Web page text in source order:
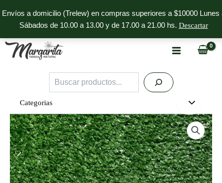
Envíos a domicilio (Trelew) en compras superiores a $10000 Lunes
Sábados de 10.00 a 13.00 y de 17.00 a 21.00 hs. Descartar
al
contenido
Buscar
Categorias